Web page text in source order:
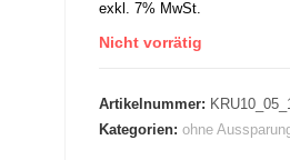
exkl. 7% MwSt.
Nicht vorrätig
Artikelnummer:
Kategorien: ohne